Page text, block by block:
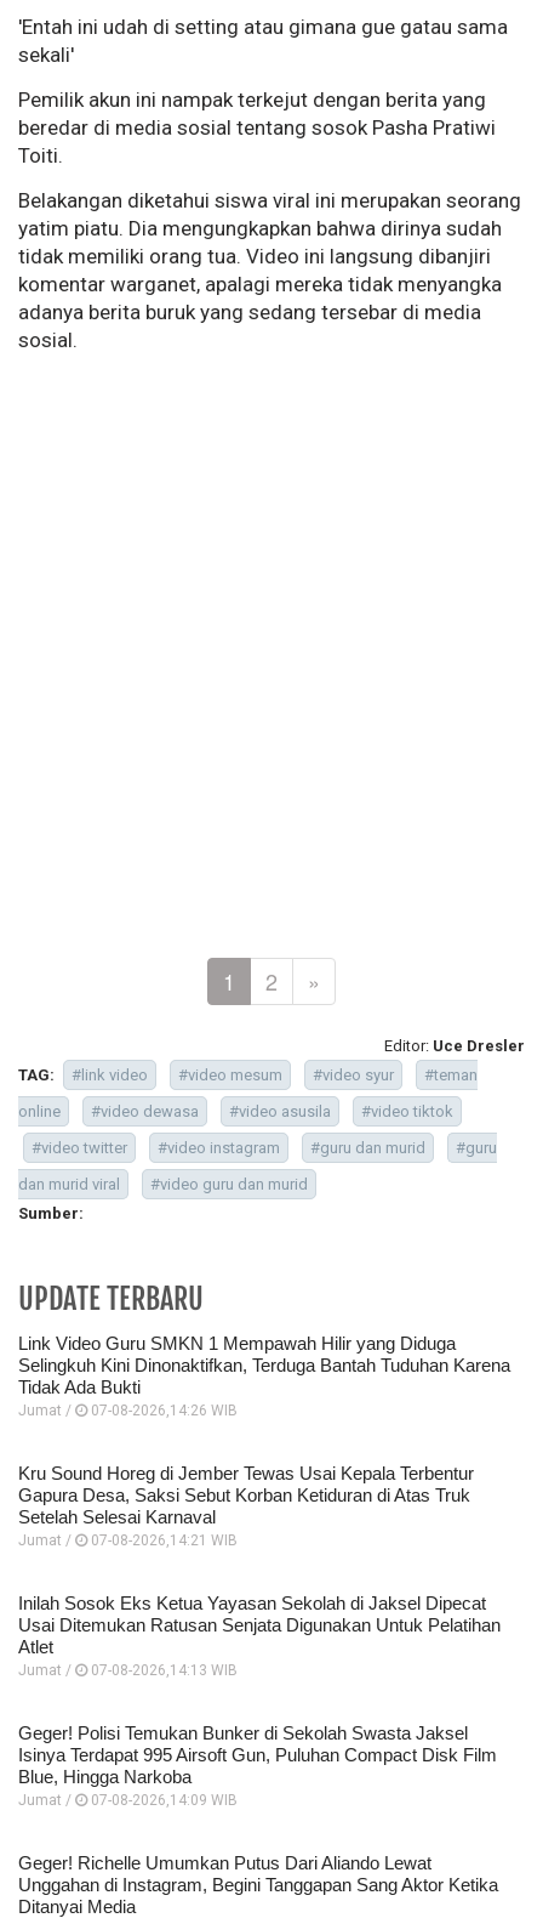
'Entah ini udah di setting atau gimana gue gatau sama
sekali'
Pemilik akun ini nampak terkejut dengan berita yang
beredar di media sosial tentang sosok Pasha Pratiwi
Toiti.
Belakangan diketahui siswa viral ini merupakan seorang
yatim piatu. Dia mengungkapkan bahwa dirinya sudah
tidak memiliki orang tua. Video ini langsung dibanjiri
komentar warganet, apalagi mereka tidak menyangka
adanya berita buruk yang sedang tersebar di media
sosial.
1 2 »
Editor: Uce Dresler
TAG:
#link video #video mesum #video syur
#teman
online
#video dewasa #video asusila
#video tiktok
#video twitter
#video instagram #guru dan murid
#guru
dan murid viral
#video guru dan murid
Sumber:
UPDATE TERBARU
Link Video Guru SMKN 1 Mempawah Hilir yang Diduga
Selingkuh Kini Dinonaktifkan, Terduga Bantah Tuduhan Karena
Tidak Ada Bukti
Jumat / 07-08-2026,14:26 WIB
Kru Sound Horeg di Jember Tewas Usai Kepala Terbentur
Gapura Desa, Saksi Sebut Korban Ketiduran di Atas Truk
Setelah Selesai Karnaval
Jumat / 07-08-2026,14:21 WIB
Inilah Sosok Eks Ketua Yayasan Sekolah di Jaksel Dipecat
Usai Ditemukan Ratusan Senjata Digunakan Untuk Pelatihan
Atlet
Jumat / 07-08-2026,14:13 WIB
Geger! Polisi Temukan Bunker di Sekolah Swasta Jaksel
Isinya Terdapat 995 Airsoft Gun, Puluhan Compact Disk Film
Blue, Hingga Narkoba
Jumat / 07-08-2026,14:09 WIB
Geger! Richelle Umumkan Putus Dari Aliando Lewat
Unggahan di Instagram, Begini Tanggapan Sang Aktor Ketika
Ditanyai Media